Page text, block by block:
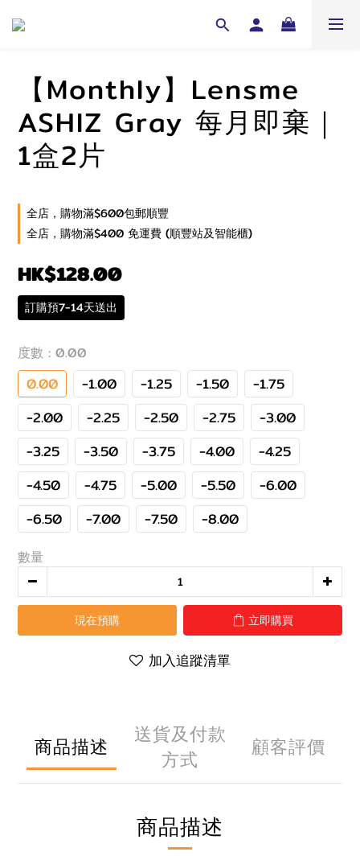
【Monthly】Lensme
ASHIZ Gray 每月即棄｜
1盒2片
全店，購物滿$600包郵順豐
全店，購物滿$400 免運費 (順豐站及智能櫃)
HK$128.00
訂購預7-14天送出
度數 : 0.00
0.00 -1.00 -1.25 -1.50
-1.75
-2.00
-2.25 -2.50 -2.75
-3.00
-3.25
-3.50 -3.75 -4.00
-4.25
-4.50
-4.75 -5.00 -5.50
-6.00
-6.50
-7.00 -7.50 -8.00
數量
現在預購 立即購買
加入追蹤清單
商品描述
送貨及付款
方式
顧客評價
商品描述